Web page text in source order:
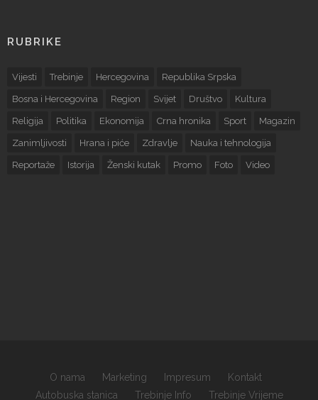
RUBRIKE
Vijesti Trebinje Hercegovina Republika Srpska
Bosna i Hercegovina Region Svijet Društvo Kultura
Religija Politika Ekonomija Crna hronika Sport Magazin
Zanimljivosti Hrana i piće Zdravlje Nauka i tehnologija
Reportaže Istorija Ženski kutak Promo Foto Video
O nama Marketing Impresum
Kontakt
Autobuska stanica
Trebinje Info Trebinje Vrijeme